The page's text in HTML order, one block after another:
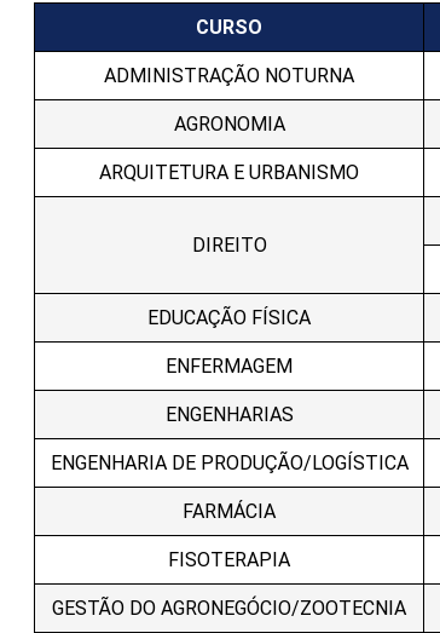
CURSO
ADMINISTRAÇÃO NOTURNA
AGRONOMIA
ARQUITETURA E URBANISMO
DIREITO
EDUCAÇÃO FÍSICA
ENFERMAGEM
ENGENHARIAS
ENGENHARIA DE PRODUÇÃO/LOGÍSTICA
FARMÁCIA
FISOTERAPIA
GESTÃO DO AGRONEGÓCIO/ZOOTECNIA